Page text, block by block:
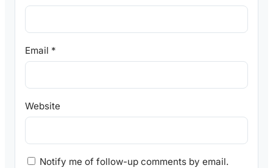
Email *
Website
Notify me of follow-up comments by email.